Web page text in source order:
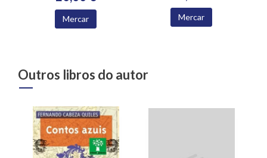
Mercar Mercar
Outros libros do autor